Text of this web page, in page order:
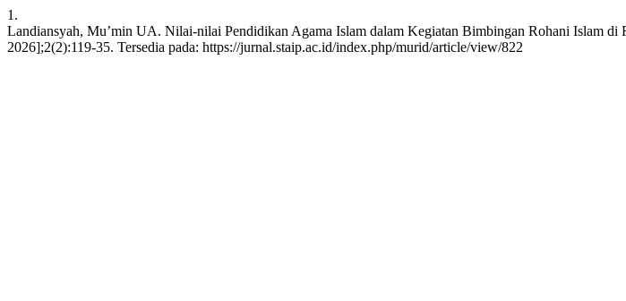
1.
Landiansyah, Mu’min UA. Nilai-nilai Pendidikan Agama Islam dalam Kegiatan Bimbingan Rohani Islam
2026];2(2):119-35. Tersedia pada: https://jurnal.staip.ac.id/index.php/murid/article/view/822